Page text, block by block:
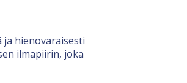
ja hienovaraisesti
ilmapiirin, joka